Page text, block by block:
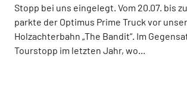
Stopp bei uns eingelegt. Vom 20.07. bis
parkte der Optimus Prime Truck vor
Holzachterbahn „The Bandit“. Im
Tourstopp im letzten Jahr, wo...